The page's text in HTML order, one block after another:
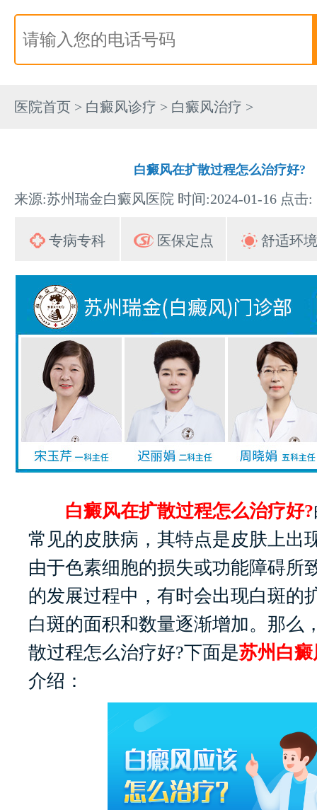
医院首页 > 白癜风诊疗 > 白癜风治疗 >
白癜风在扩散过程怎么治疗好?
来源:苏州瑞金白癜风医院 时间:2024-01-16 点击:
专病专科 医保定点 舒适环境
白癜风在扩散过程怎么治疗好?
常见的皮肤病，其特点是皮肤上出
由于色素细胞的损失或功能障碍所
的发展过程中，有时会出现白斑的
白斑的面积和数量逐渐增加。那么
散过程怎么治疗好?下面是苏州白
介绍：